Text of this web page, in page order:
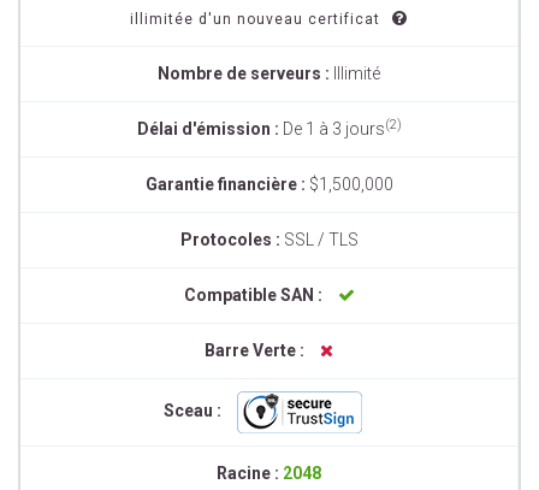
illimitée d'un nouveau certificat
Nombre de serveurs : Illimité
Délai d'émission : De 1 à 3 jours(2)
Garantie financière : $1,500,000
Protocoles : SSL / TLS
Compatible SAN :
Barre Verte :
Sceau :
Racine : 2048